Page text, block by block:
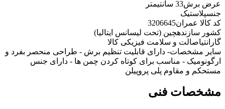
عرض برش33 سانتیمتر
جنسپلاستیک
کد کالا عمران3206645
کشور سازندهچین (تحت لیسانس ایتالیا)
گارانتیاصالت و سلامت فیزیکی کالا
سایر مشخصات- دارای قابلیت تنظیم برش - طراحی منحصر بفرد و
ارگونومیک - مناسب برای کوتاه کردن چمن ها - دارای جنس
مستحکم و مقاوم پلی پروپیلن
مشخصات فنی